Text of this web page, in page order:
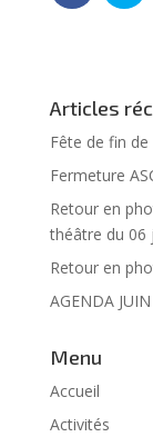
Articles
Fête de fin de
Fermeture
Retour en
théâtre du 06
Retour en
AGENDA JUIN
Menu
Accueil
Activités